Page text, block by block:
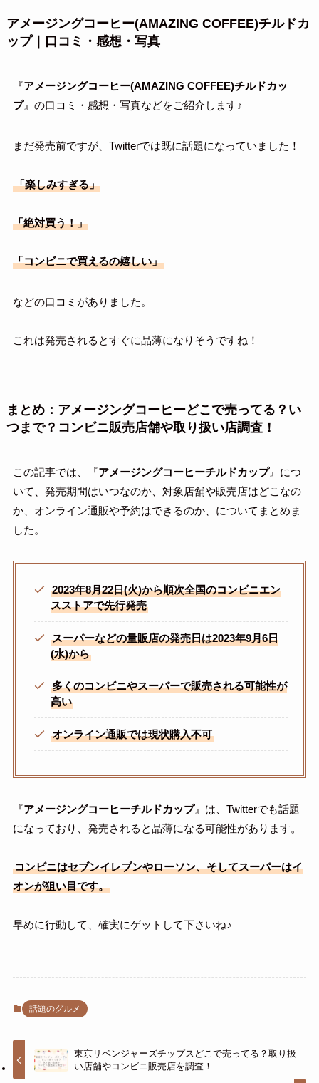
アメージングコーヒー(AMAZING COFFEE)チルドカ
ップ｜口コミ・感想・写真
『アメージングコーヒー(AMAZING COFFEE)チルドカッ
プ』の口コミ・感想・写真などをご紹介します♪
まだ発売前ですが、Twitterでは既に話題になっていました！
「楽しみすぎる」
「絶対買う！」
「コンビニで買えるの嬉しい」
などの口コミがありました。
これは発売されるとすぐに品薄になりそうですね！
まとめ：アメージングコーヒーどこで売ってる？い
つまで？コンビニ販売店舗や取り扱い店調査！
この記事では、『アメージングコーヒーチルドカップ』につ
いて、発売期間はいつなのか、対象店舗や販売店はどこなの
か、オンライン通販や予約はできるのか、についてまとめま
した。
2023年8月22日(火)から順次全国のコンビニエン
スストアで先行発売
スーパーなどの量販店の発売日は2023年9月6日
(水)から
多くのコンビニやスーパーで販売される可能性が
高い
オンライン通販では現状購入不可
『アメージングコーヒーチルドカップ』は、Twitterでも話題
になっており、発売されると品薄になる可能性があります。
コンビニはセブンイレブンやローソン、そしてスーパーはイ
オンが狙い目です。
早めに行動して、確実にゲットして下さいね♪
話題のグルメ
東京リベンジャーズチップスどこで売ってる？取り扱
い店舗やコンビニ販売店を調査！